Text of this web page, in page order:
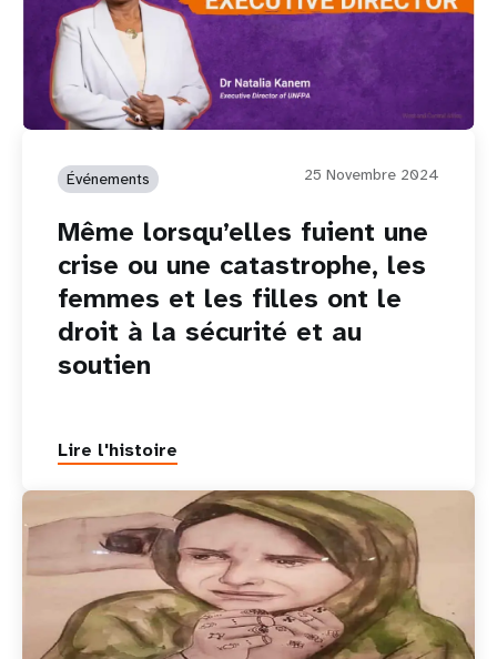
Événements 25 Novembre 2024
Même lorsqu’elles fuient une
crise ou une catastrophe, les
femmes et les filles ont le
droit à la sécurité et au
soutien
Lire l'histoire